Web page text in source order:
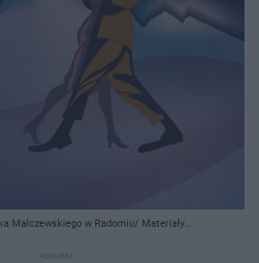
Malczewskiego w Radomiu/ Materiały